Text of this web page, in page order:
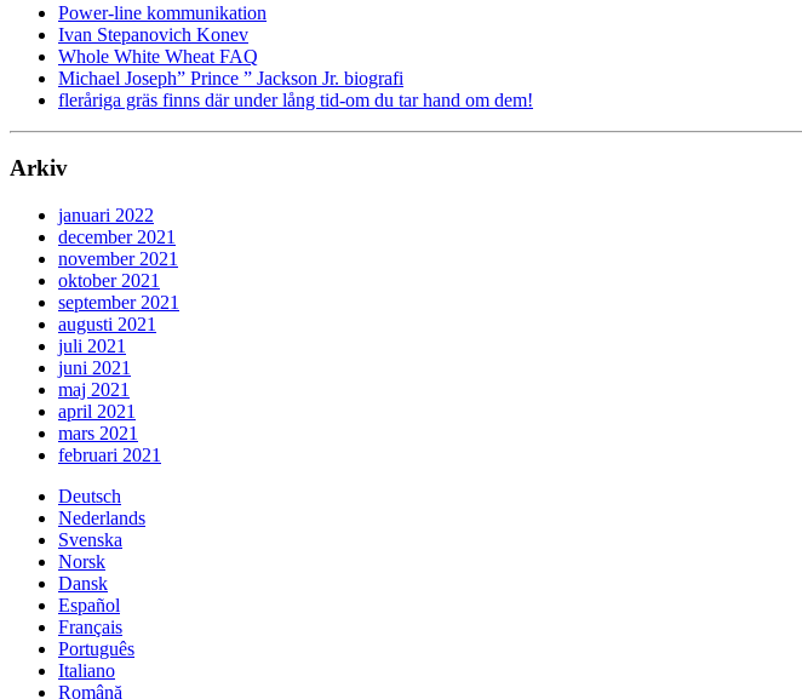
Power-line kommunikation
Ivan Stepanovich Konev
Whole White Wheat FAQ
Michael Joseph” Prince ” Jackson Jr. biografi
fleråriga gräs finns där under lång tid-om du tar hand om dem!
Arkiv
januari 2022
december 2021
november 2021
oktober 2021
september 2021
augusti 2021
juli 2021
juni 2021
maj 2021
april 2021
mars 2021
februari 2021
Deutsch
Nederlands
Svenska
Norsk
Dansk
Español
Français
Português
Italiano
Română